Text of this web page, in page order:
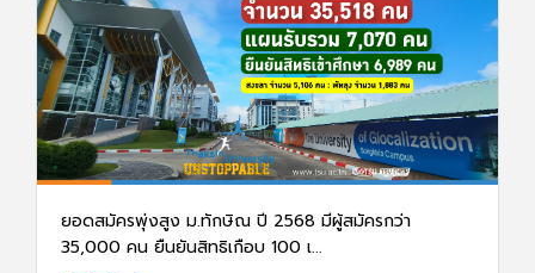
ยอดสมัครพุ่งสูง ม.ทักษิณ ปี 2568 มีผู้สมัครกว่า
35,000 คน ยืนยันสิทธิเกือบ 100 เ...